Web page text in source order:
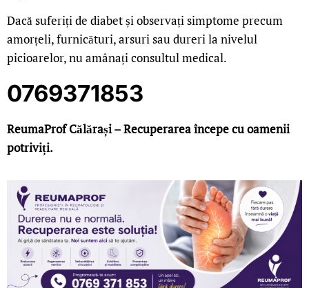
Dacă suferiți de diabet și observați simptome precum
amorțeli, furnicături, arsuri sau dureri la nivelul
picioarelor, nu amânați consultul medical.
0769371853
ReumaProf Călărași – Recuperarea începe cu oamenii
potriviți.